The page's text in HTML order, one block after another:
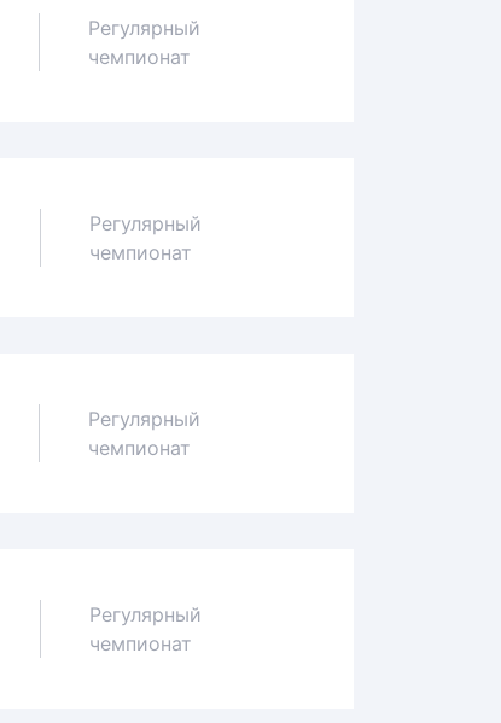
Регулярный
чемпионат
Регулярный
чемпионат
Регулярный
чемпионат
Регулярный
чемпионат